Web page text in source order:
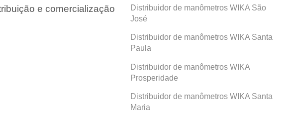
e comercialização
Distribuidor de manômetros WIKA São
José
Distribuidor de manômetros WIKA Santa
Paula
Distribuidor de manômetros WIKA
Prosperidade
Distribuidor de manômetros WIKA Santa
Maria